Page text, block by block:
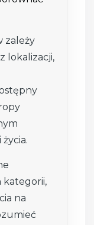
zależy
lokalizacji,
kategorii,
na